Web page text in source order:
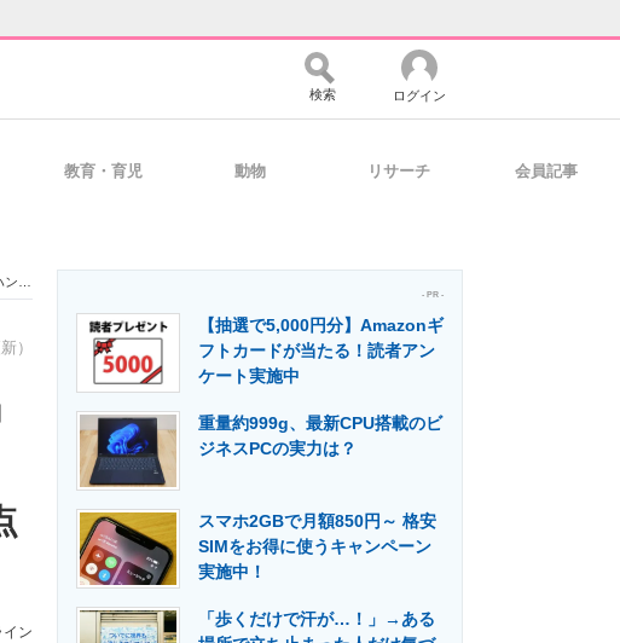
リーダーのコミュニティ マーケ×ITの今がよく分かる
業のIT導入・活用を支援
ネルギーの専門メディア 建設×テクノロジーの最前線
検索 ログイン
教育・育児 動物 リサーチ 会員記事
】
）
イン
- PR -
【抽選で5,000円分】Amazonギ
フトカードが当たる！読者アン
ケート実施中
重量約999g、最新CPU搭載のビ
ジネスPCの実力は？
スマホ2GBで月額850円～ 格安
SIMをお得に使うキャンペーン
実施中！
「歩くだけで汗が…！」→ある